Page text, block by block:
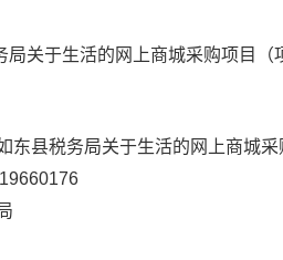
局关于生活的网上商城采购项目
东县税务局关于生活的网上商城采